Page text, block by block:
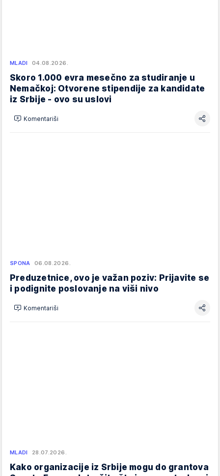
MLADI 04.08.2026.
Skoro 1.000 evra mesečno za studiranje u
Nemačkoj: Otvorene stipendije za kandidate
iz Srbije - ovo su uslovi
Komentariši
SPONA 06.08.2026.
Preduzetnice, ovo je važan poziv: Prijavite se
i podignite poslovanje na viši nivo
Komentariši
MLADI 28.07.2026.
Kako organizacije iz Srbije mogu do grantova